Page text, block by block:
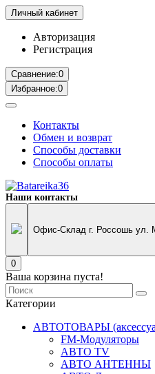
Личный кабинет
Авторизация
Регистрация
Сравнение:0
Избранное:0
Контакты
Обмен и возврат
Способы доставки
Способы оплаты
Наши контакты
Офис-Склад г. Россошь ул.
0
Ваша корзина пуста!
Категории
АВТОТОВАРЫ
FM-Модуляторы
АВТО TV
АВТО АНТЕННЫ